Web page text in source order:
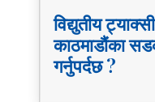
विद्युतीय
काठमाडौंका
गर्नुपर्दछ ?